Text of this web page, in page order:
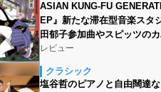
ASIAN KUNG-FU
EP』新たな滞在型音楽スタ
田郁子参加曲やスピッツの
レビュー
クラシック
塩谷哲のピアノと自由闊達